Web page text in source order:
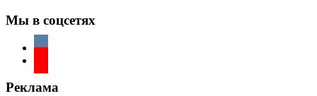
Мы в соцсетях
Реклама